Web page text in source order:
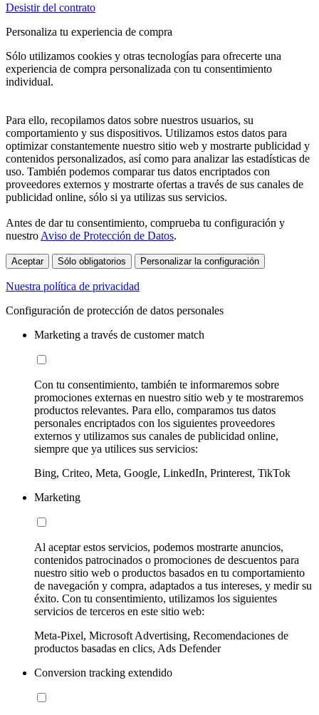
Desistir del contrato
Personaliza tu experiencia de compra
Sólo utilizamos cookies y otras tecnologías para ofrecerte una
experiencia de compra personalizada con tu consentimiento
individual.
Para ello, recopilamos datos sobre nuestros usuarios, su
comportamiento y sus dispositivos. Utilizamos estos datos para
optimizar constantemente nuestro sitio web y mostrarte publicidad y
contenidos personalizados, así como para analizar las estadísticas de
uso. También podemos comparar tus datos encriptados con
proveedores externos y mostrarte ofertas a través de sus canales de
publicidad online, sólo si ya utilizas sus servicios.
Antes de dar tu consentimiento, comprueba tu configuración y
nuestro Aviso de Protección de Datos.
Aceptar Sólo obligatorios Personalizar la configuración
Nuestra política de privacidad
Configuración de protección de datos personales
Marketing a través de customer match
Con tu consentimiento, también te informaremos sobre
promociones externas en nuestro sitio web y te mostraremos
productos relevantes. Para ello, comparamos tus datos
personales encriptados con los siguientes proveedores
externos y utilizamos sus canales de publicidad online,
siempre que ya utilices sus servicios:
Bing, Criteo, Meta, Google, LinkedIn, Printerest, TikTok
Marketing
Al aceptar estos servicios, podemos mostrarte anuncios,
contenidos patrocinados o promociones de descuentos para
nuestro sitio web o productos basados en tu comportamiento
de navegación y compra, adaptados a tus intereses, y medir su
éxito. Con tu consentimiento, utilizamos los siguientes
servicios de terceros en este sitio web:
Meta-Pixel, Microsoft Advertising, Recomendaciones de
productos basadas en clics, Ads Defender
Conversion tracking extendido